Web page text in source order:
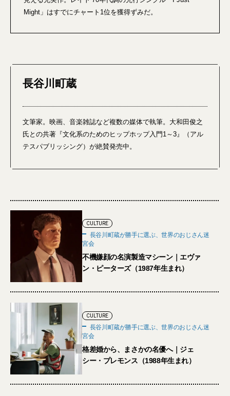
Might」はすでにチャート1位を獲得ずみだ。
長谷川町蔵
文筆家。映画、音楽雑誌など複数の媒体で執筆。大和田俊之
氏との共著『文化系のためのヒップホップ入門1～3』（アル
テスパブリッシング）が絶賛発売中。
CULTURE
長谷川町蔵が勝手に選ぶ、世界のおじさん迷
宮会
不機嫌顔の名演製造マシーン｜エヴァ
ン・ピーターズ（1987年生まれ）
CULTURE
長谷川町蔵が勝手に選ぶ、世界のおじさん迷
宮会
格差婚から、まさかの名優へ｜ジェ
シー・プレモンス（1988年生まれ）